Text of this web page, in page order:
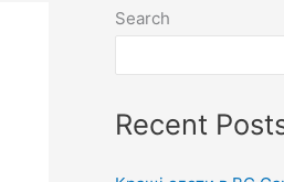
Search
Recent